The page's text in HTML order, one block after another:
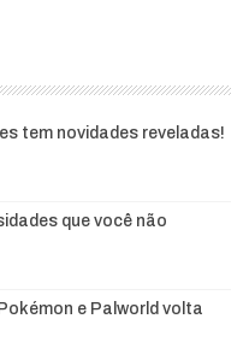
tem novidades reveladas!
que você não
e Palworld volta